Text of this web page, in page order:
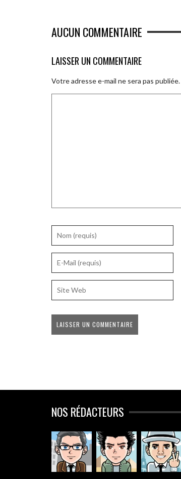
AUCUN COMMENTAIRE
LAISSER UN COMMENTAIRE
Votre adresse e-mail ne sera pas publiée.
NOS RÉDACTEURS